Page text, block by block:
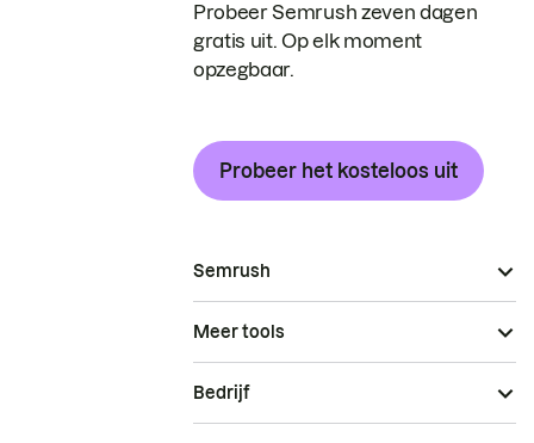
Probeer Semrush zeven dagen
gratis uit. Op elk moment
opzegbaar.
Probeer het kosteloos uit
Semrush
Meer tools
Bedrijf